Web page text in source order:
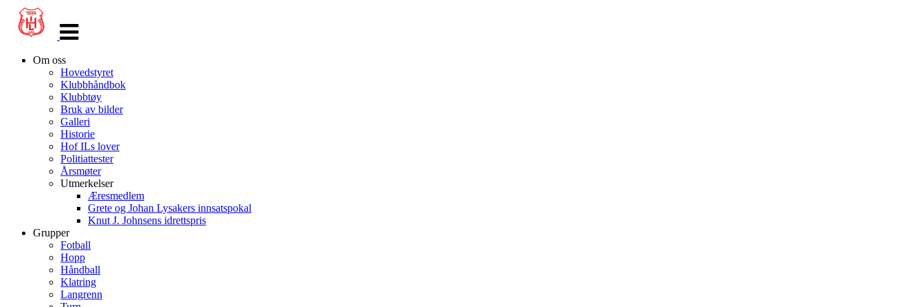
navigasjon
Om oss
Hovedstyret
Klubbhåndbok
Klubbtøy
Bruk av bilder
Galleri
Historie
Hof ILs lover
Politiattester
Årsmøter
Utmerkelser
Æresmedlem
Grete og Johan Lysakers innsatspokal
Knut J. Johnsens idrettspris
Grupper
Fotball
Hopp
Håndball
Klatring
Langrenn